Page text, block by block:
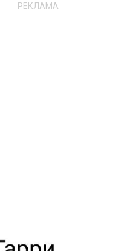
РЕКЛАМА